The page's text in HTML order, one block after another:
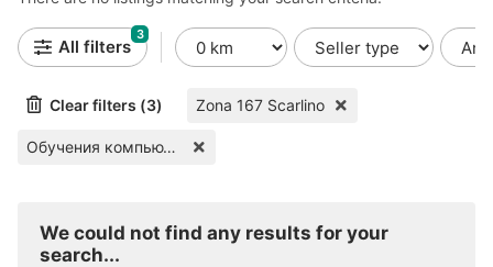
All filters
3
Clear filters (3) Zona 167 Scarlino
Обучения компьютерам
We could not find any results for your
search...